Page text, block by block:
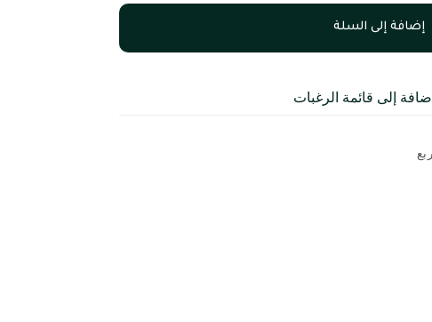
إضافة إلى السلة
إضافة إلى قائمة الرغبات